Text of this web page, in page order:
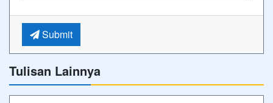
Submit
Tulisan Lainnya